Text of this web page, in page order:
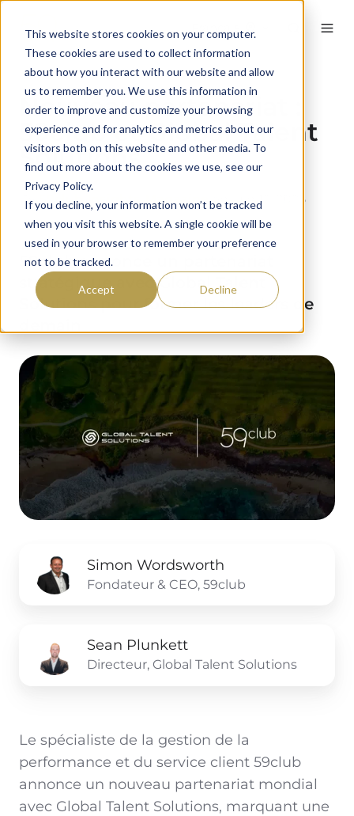
This website stores cookies on your computer.
These cookies are used to collect information
about how you interact with our website and allow
us to remember you. We use this information in
order to improve and customize your browsing
experience and for analytics and metrics about our
visitors both on this website and other media. To
find out more about the cookies we use, see our
Privacy Policy.
If you decline, your information won’t be tracked
when you visit this website. A single cookie will be
used in your browser to remember your preference
not to be tracked.
Accept Decline
Nouveau partenariat :
59club et Global Talent
Solutions
By 59club Insights Magazine on juin 12, 2025
59club annonce un partenariat
stratégique avec Global Talent
Solutions pour former les leaders de
Simon Wordsworth
Fondateur & CEO, 59club
Simon
Wordsworth
Sean Plunkett
Directeur, Global Talent Solutions
Plunkett
Le spécialiste de la gestion de la
performance et du service client 59club
annonce un nouveau partenariat mondial
avec Global Talent Solutions, marquant une